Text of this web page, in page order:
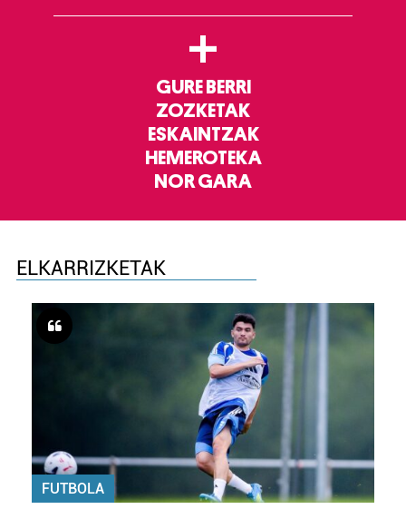
+
GURE BERRI
ZOZKETAK
ESKAINTZAK
HEMEROTEKA
NOR GARA
ELKARRIZKETAK
FUTBOLA